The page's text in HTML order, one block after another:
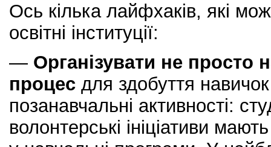
Ось кілька лайфхаків, які
освітні інституції:
— Організувати не просто
процес для здобуття
позанавчальні активності:
волонтерські ініціативи